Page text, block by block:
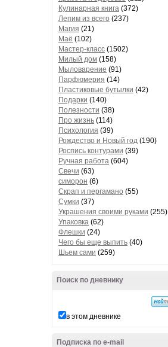
Кулинарная книга (372)
Лепим из всего (237)
Магия (21)
Маё (102)
Мастер-класс (1502)
Милый дом (158)
Мыловарение (91)
Парфюмерия (14)
Пластиковые бутылки (42)
Подарки (140)
Полезности (38)
Про жизнь (114)
Психология (39)
Рождество и Новый год (190)
Роспись контурами (39)
Ручная работа (604)
Свечи (63)
симорон (6)
Скрап и пергамано (55)
Сумки (37)
Украшения своими руками (255)
Упаковка (62)
Флешки (24)
Чего бы еще выпить (40)
Шьем сами (259)
Поиск по дневнику
в этом дневнике
Подписка по e-mail